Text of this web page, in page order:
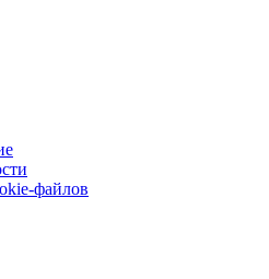
файлов